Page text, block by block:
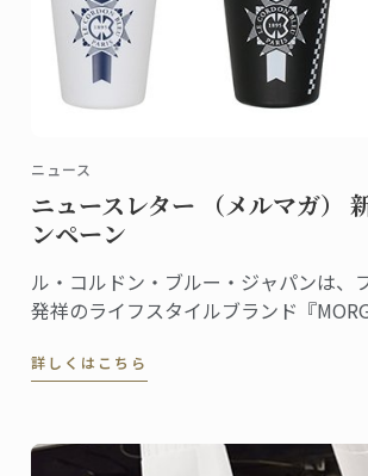
ニュース
ニュースレター （メルマガ）
ンペーン
ル・コルドン・ブルー・ジャパンは、
発祥のライフスタイルブランド『
ルドン・ブルーのニュースレター（メ
詳しくはこちら